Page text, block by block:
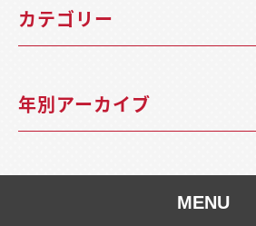
カテゴリー
年別アーカイブ
MENU